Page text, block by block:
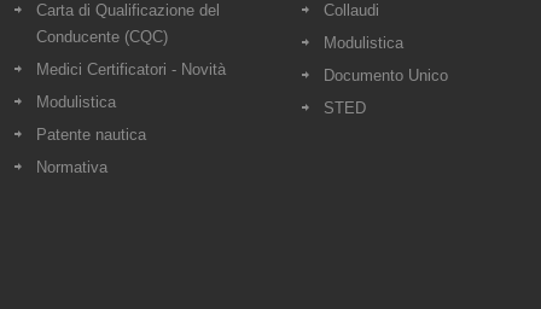
Carta di Qualificazione del
Conducente (CQC)
Medici Certificatori - Novità
Modulistica
Patente nautica
Normativa
Collaudi
Modulistica
Documento Unico
STED